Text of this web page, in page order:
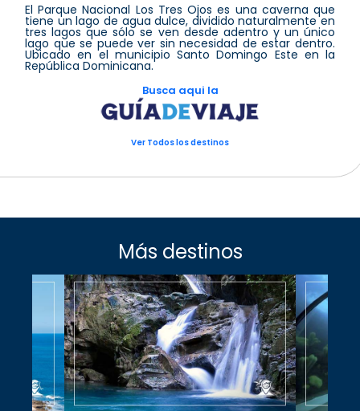
El Parque Nacional Los Tres Ojos es una caverna que
tiene un lago de agua dulce, dividido naturalmente en
tres lagos que sólo se ven desde adentro y un único
lago que se puede ver sin necesidad de estar dentro.
Ubicado en el municipio Santo Domingo Este en la
República Dominicana.
Busca aqui la
Ver Todos los destinos
Más destinos